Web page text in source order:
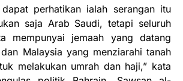
perhatikan ialah serangan itu
saja Arab Saudi, tetapi seluruh
mempunyai jemaah yang datang
Malaysia yang menziarahi tanah
melakukan umrah dan haji,” kata